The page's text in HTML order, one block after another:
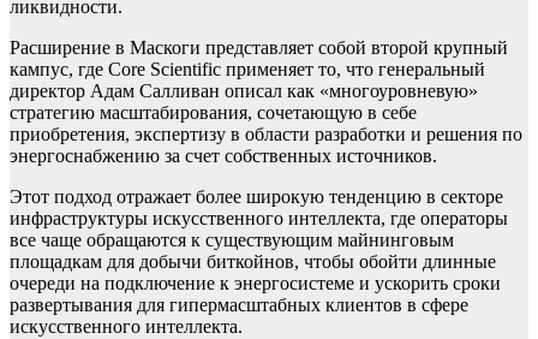
ликвидности.
Расширение в Маскоги представляет собой второй крупный
кампус, где Core Scientific применяет то, что генеральный
директор Адам Салливан описал как «многоуровневую»
стратегию масштабирования, сочетающую в себе
приобретения, экспертизу в области разработки и решения по
энергоснабжению за счет собственных источников.
Этот подход отражает более широкую тенденцию в секторе
инфраструктуры искусственного интеллекта, где операторы
все чаще обращаются к существующим майнинговым
площадкам для добычи биткойнов, чтобы обойти длинные
очереди на подключение к энергосистеме и ускорить сроки
развертывания для гипермасштабных клиентов в сфере
искусственного интеллекта.